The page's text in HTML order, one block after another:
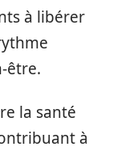
à libérer
être.
la santé
à